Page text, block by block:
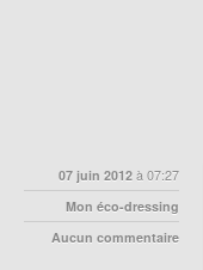
07 juin 2012 à 07:27
Mon éco-dressing
Aucun commentaire